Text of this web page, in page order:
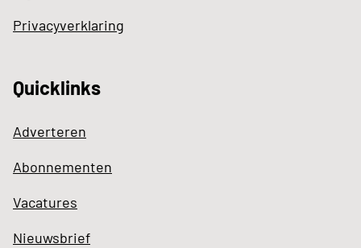
Privacyverklaring
Quicklinks
Adverteren
Abonnementen
Vacatures
Nieuwsbrief